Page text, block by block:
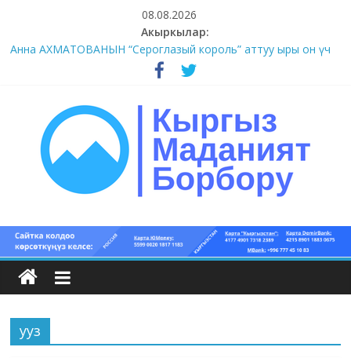
content
08.08.2026
Акыркылар:
Анна АХМАТОВАНЫН “Сероглазый король” аттуу ыры он үч
#5-8 (55 сөз сынагы)
#1-4 (55 сөз сынагы)
Кыргыз
маданият
борбору
Кыргыз
ууз